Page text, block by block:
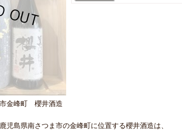
金峰町 櫻井酒造
児島県南さつま市の金峰町に位置する櫻井酒造は、